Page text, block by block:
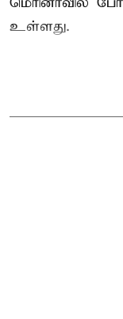
உள்ளது.